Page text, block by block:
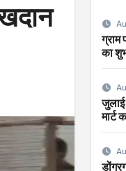
ग्राम
का
मार्ट